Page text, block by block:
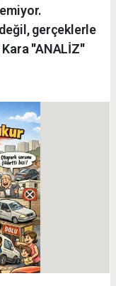
gerçeklerle
''ANALİZ''